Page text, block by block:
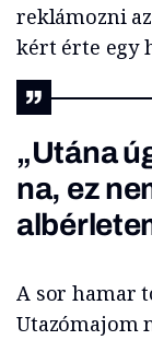
reklámozni
kért érte egy
„Utána
na, ez
A sor hamar
Utazómajom